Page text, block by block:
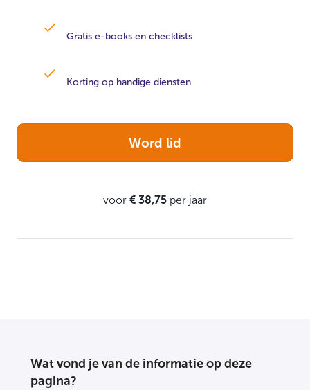
Gratis e-books en checklists
Korting op handige diensten
Word lid
voor € 38,75 per jaar
Wat vond je van de informatie op deze
pagina?